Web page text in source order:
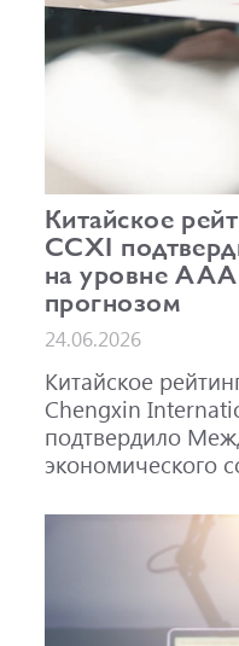
Китайское
CCXI
на уровне
прогнозом
24.06.2026
Китайское
Chengxin
подтвердило
экономического
прогнозом.